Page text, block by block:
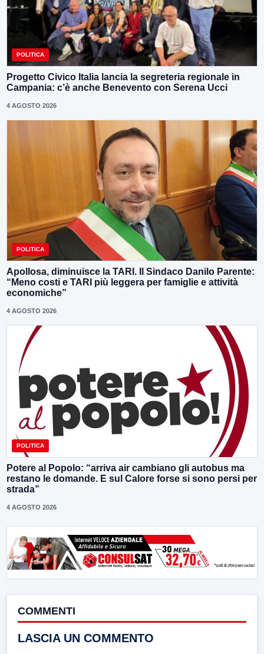
POLITICA
Progetto Civico Italia lancia la segreteria regionale in
Campania: c’è anche Benevento con Serena Ucci
4 AGOSTO 2026
POLITICA
Apollosa, diminuisce la TARI. Il Sindaco Danilo Parente:
“Meno costi e TARI più leggera per famiglie e attività
economiche”
4 AGOSTO 2026
POLITICA
Potere al Popolo: “arriva air cambiano gli autobus ma
restano le domande. E sul Calore forse si sono persi per
strada”
4 AGOSTO 2026
COMMENTI
LASCIA UN COMMENTO